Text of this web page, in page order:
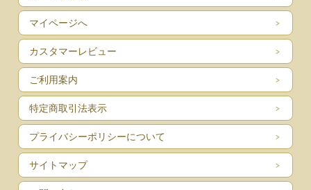
マイページへ
カスタマーレビュー
ご利用案内
特定商取引法表示
プライバシーポリシーについて
サイトマップ